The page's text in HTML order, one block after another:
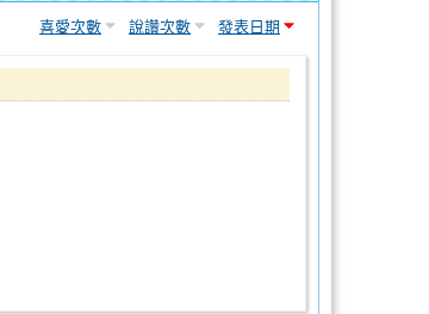
喜愛次數 說讚次數 發表日期